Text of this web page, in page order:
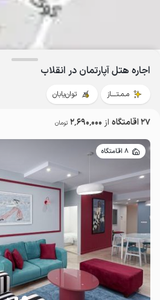
اجاره هتل آپارتمان در انقلاب
مـمـتــــاز توان‌یابان
27 اقامتگاه از 2٬690٬000 تومان
8 اقامتگاه